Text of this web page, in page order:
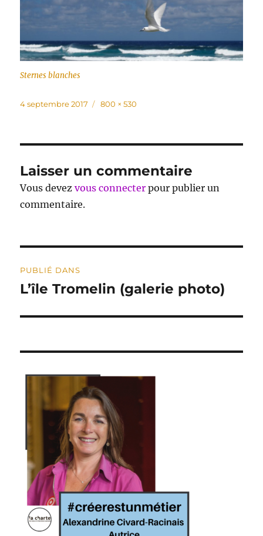
Sternes blanches
Publié
4 septembre 2017
Taille
800 × 530
Laisser un commentaire
Vous devezvous connecter pour publier un
commentaire.
de
PUBLIÉ DANS
L’île Tromelin (galerie photo)